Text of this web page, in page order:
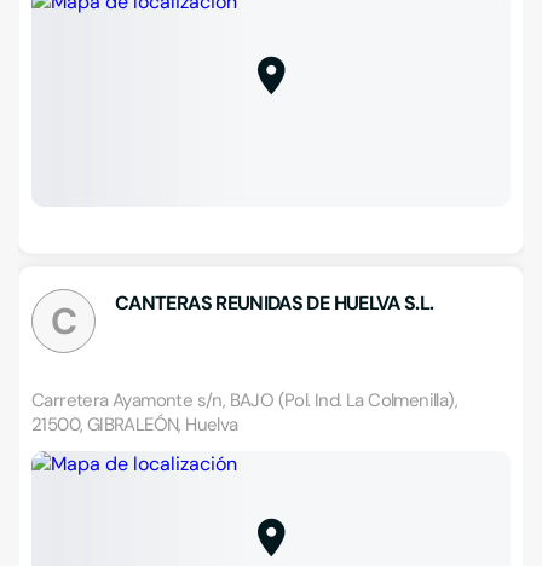
C CANTERAS REUNIDAS DE HUELVA S.L.
Carretera Ayamonte s/n, BAJO (Pol. Ind. La Colmenilla),
21500, GIBRALEÓN, Huelva